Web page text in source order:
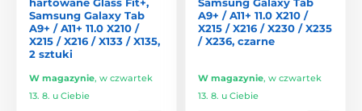
Samsung Galaxy Tab
A9+ / A11+ 11.0 X210 /
X215 / X216 / X133 / X135,
2 sztuki
W magazynie, w czwartek
13. 8. u Ciebie
A9+ / A11+ 11.0 X210 /
X215 / X216 / X230 / X235
/ X236, czarne
W magazynie, w czwartek
13. 8. u Ciebie